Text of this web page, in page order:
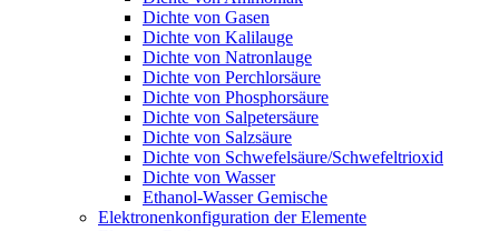
Dichte von Gasen
Dichte von Kalilauge
Dichte von Natronlauge
Dichte von Perchlorsäure
Dichte von Phosphorsäure
Dichte von Salpetersäure
Dichte von Salzsäure
Dichte von Schwefelsäure/Schwefeltrioxid
Dichte von Wasser
Ethanol-Wasser Gemische
Elektronenkonfiguration der Elemente